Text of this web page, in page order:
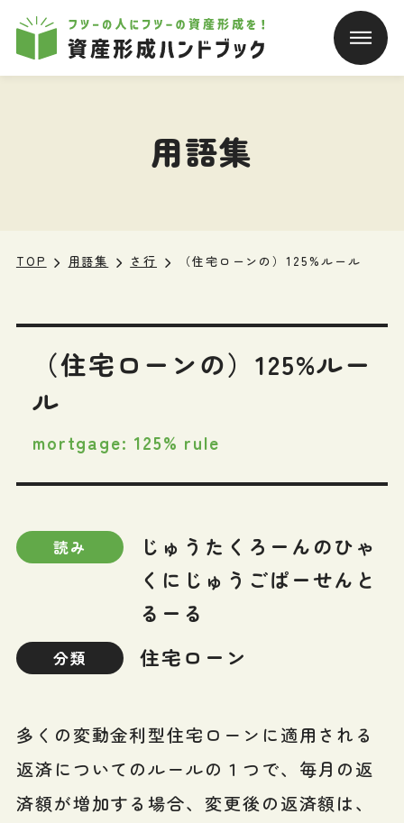
本文へ移動
用語集
TOP 用語集 さ行 （住宅ローンの）125%ルール
（住宅ローンの）125%ルー
ル
mortgage: 125% rule
読み
じゅうたくろーんのひゃ
くにじゅうごぱーせんと
るーる
分類 住宅ローン
多くの変動金利型住宅ローンに適用される
返済についてのルールの１つで、毎月の返
済額が増加する場合、変更後の返済額は、